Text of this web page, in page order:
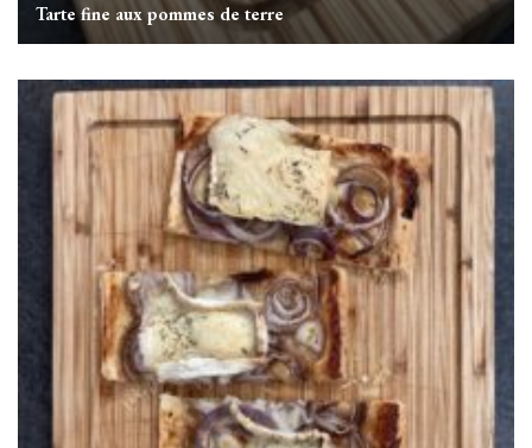
Tarte fine aux pommes de terre